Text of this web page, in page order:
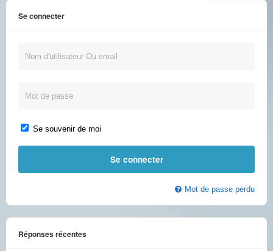
Se connecter
Se souvenir de moi
Mot de passe perdu
Réponses récentes